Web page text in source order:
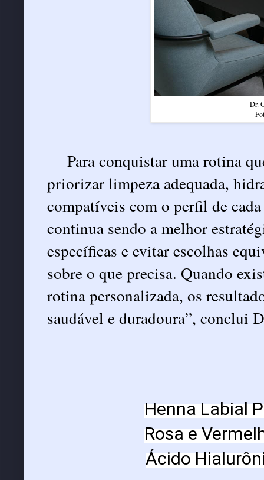
Dr.
Para conquistar uma rotina
priorizar limpeza adequada,
compatíveis com o perfil de
continua sendo a melhor
específicas e evitar escolhas
sobre o que precisa. Quando
rotina personalizada, os
saudável e duradoura”, conclui
Henna Labial
Rosa e
Ácido